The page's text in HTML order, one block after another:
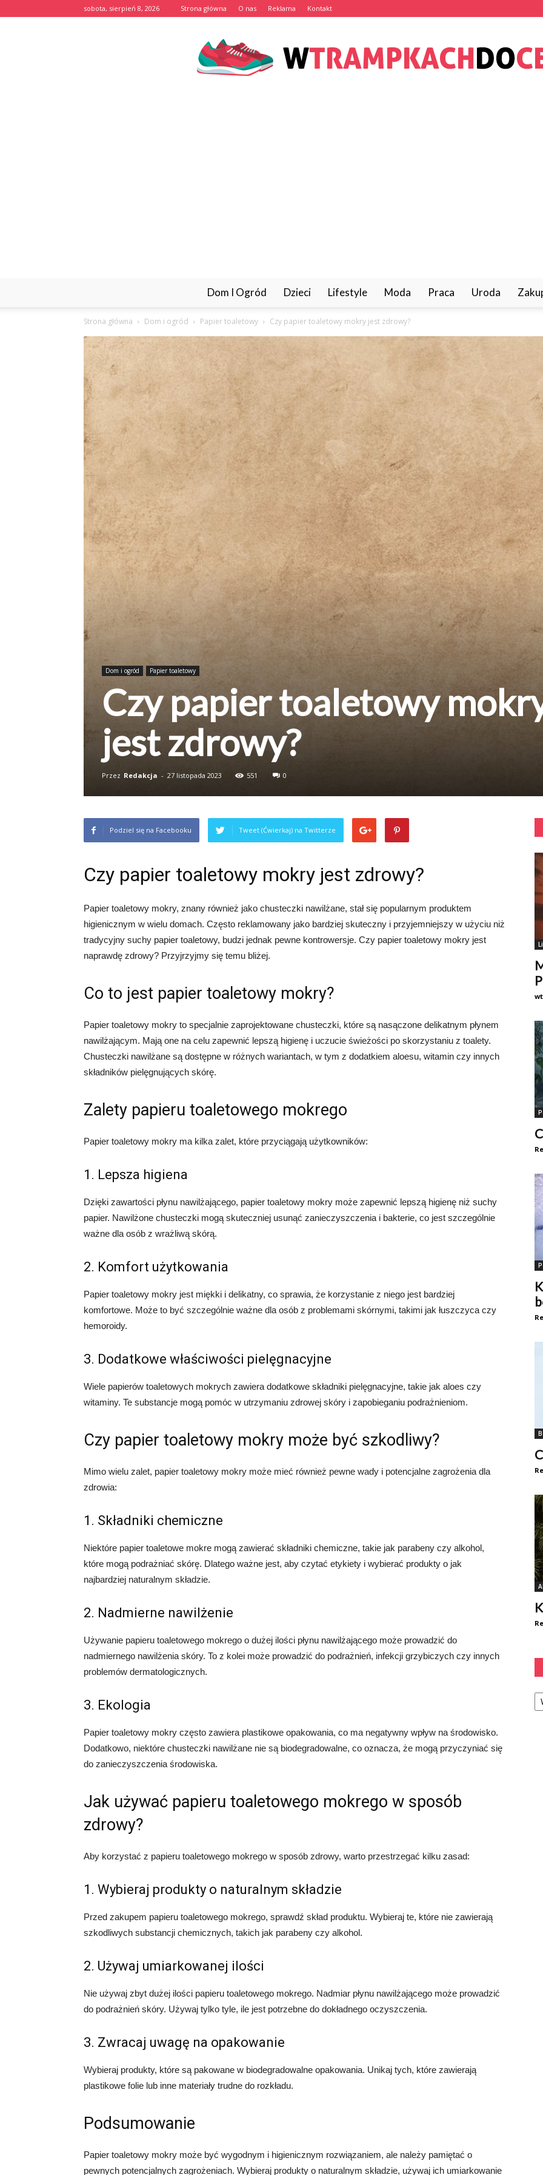
sobota, sierpień 8, 2026 Strona główna O nas Reklama Kontakt
Dom I Ogród Dzieci Lifestyle Moda Praca Uroda
Strona główna Dom i ogród Papier toaletowy Czy papier toaletowy mokry jest zdrowy?
Dom i ogród Papier toaletowy
Czy papier toaletowy
jest zdrowy?
Przez Redakcja - 27 listopada 2023 551 0
Podziel się na Facebooku Tweet (Ćwierkaj) na Twitterze
Czy papier toaletowy mokry jest zdrowy?
Papier toaletowy mokry, znany również jako chusteczki nawilżane, stał się popularnym produktem
higienicznym w wielu domach. Często reklamowany jako bardziej skuteczny i przyjemniejszy w użyciu niż
tradycyjny suchy papier toaletowy, budzi jednak pewne kontrowersje. Czy papier toaletowy mokry jest
naprawdę zdrowy? Przyjrzyjmy się temu bliżej.
Co to jest papier toaletowy mokry?
Papier toaletowy mokry to specjalnie zaprojektowane chusteczki, które są nasączone delikatnym płynem
nawilżającym. Mają one na celu zapewnić lepszą higienę i uczucie świeżości po skorzystaniu z toalety.
Chusteczki nawilżane są dostępne w różnych wariantach, w tym z dodatkiem aloesu, witamin czy innych
składników pielęgnujących skórę.
Zalety papieru toaletowego mokrego
Papier toaletowy mokry ma kilka zalet, które przyciągają użytkowników:
1. Lepsza higiena
Dzięki zawartości płynu nawilżającego, papier toaletowy mokry może zapewnić lepszą higienę niż suchy
papier. Nawilżone chusteczki mogą skuteczniej usunąć zanieczyszczenia i bakterie, co jest szczególnie
ważne dla osób z wrażliwą skórą.
2. Komfort użytkowania
Papier toaletowy mokry jest miękki i delikatny, co sprawia, że korzystanie z niego jest bardziej
komfortowe. Może to być szczególnie ważne dla osób z problemami skórnymi, takimi jak łuszczyca czy
hemoroidy.
3. Dodatkowe właściwości pielęgnacyjne
Wiele papierów toaletowych mokrych zawiera dodatkowe składniki pielęgnacyjne, takie jak aloes czy
witaminy. Te substancje mogą pomóc w utrzymaniu zdrowej skóry i zapobieganiu podrażnieniom.
Czy papier toaletowy mokry może być szkodliwy?
Mimo wielu zalet, papier toaletowy mokry może mieć również pewne wady i potencjalne zagrożenia dla
zdrowia:
1. Składniki chemiczne
Niektóre papier toaletowe mokre mogą zawierać składniki chemiczne, takie jak parabeny czy alkohol,
które mogą podrażniać skórę. Dlatego ważne jest, aby czytać etykiety i wybierać produkty o jak
najbardziej naturalnym składzie.
2. Nadmierne nawilżenie
Używanie papieru toaletowego mokrego o dużej ilości płynu nawilżającego może prowadzić do
nadmiernego nawilżenia skóry. To z kolei może prowadzić do podrażnień, infekcji grzybiczych czy innych
problemów dermatologicznych.
3. Ekologia
Papier toaletowy mokry często zawiera plastikowe opakowania, co ma negatywny wpływ na środowisko.
Dodatkowo, niektóre chusteczki nawilżane nie są biodegradowalne, co oznacza, że mogą przyczyniać się
do zanieczyszczenia środowiska.
Jak używać papieru toaletowego mokrego w sposób
zdrowy?
Aby korzystać z papieru toaletowego mokrego w sposób zdrowy, warto przestrzegać kilku zasad:
1. Wybieraj produkty o naturalnym składzie
Przed zakupem papieru toaletowego mokrego, sprawdź skład produktu. Wybieraj te, które nie zawierają
szkodliwych substancji chemicznych, takich jak parabeny czy alkohol.
2. Używaj umiarkowanej ilości
Nie używaj zbyt dużej ilości papieru toaletowego mokrego. Nadmiar płynu nawilżającego może prowadzić
do podrażnień skóry. Używaj tylko tyle, ile jest potrzebne do dokładnego oczyszczenia.
3. Zwracaj uwagę na opakowanie
Wybieraj produkty, które są pakowane w biodegradowalne opakowania. Unikaj tych, które zawierają
plastikowe folie lub inne materiały trudne do rozkładu.
Podsumowanie
Papier toaletowy mokry może być wygodnym i higienicznym rozwiązaniem, ale należy pamiętać o
pewnych potencjalnych zagrożeniach. Wybieraj produkty o naturalnym składzie, używaj ich umiarkowanie